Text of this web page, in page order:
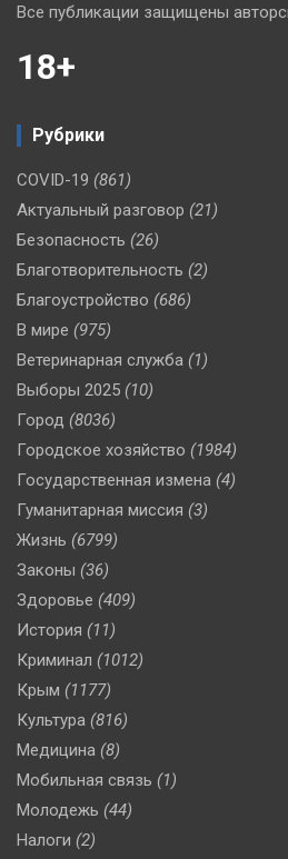
Все публикации защищены
18+
Рубрики
COVID-19 (861)
Актуальный разговор (21)
Безопасность (26)
Благотворительность (2)
Благоустройство (686)
В мире (975)
Ветеринарная служба (1)
Выборы 2025 (10)
Город (8036)
Городское хозяйство (1984)
Государственная измена (4)
Гуманитарная миссия (3)
Жизнь (6799)
Законы (36)
Здоровье (409)
История (11)
Криминал (1012)
Крым (1177)
Культура (816)
Медицина (8)
Мобильная связь (1)
Молодежь (44)
Налоги (2)